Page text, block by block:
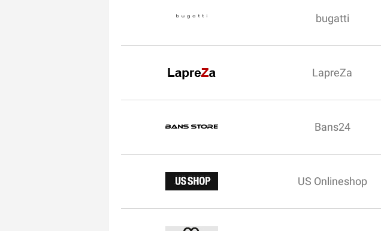
bugatti
LapreZa
Bans24
US Onlineshop